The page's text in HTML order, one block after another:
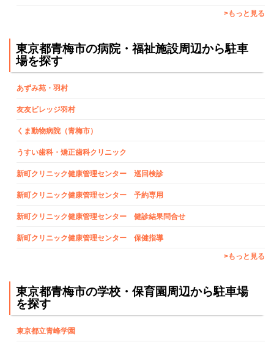
>もっと見る
東京都青梅市の病院・福祉施設周辺から駐車
場を探す
あずみ苑・羽村
友友ビレッジ羽村
くま動物病院（青梅市）
うすい歯科・矯正歯科クリニック
新町クリニック健康管理センター 巡回検診
新町クリニック健康管理センター 予約専用
新町クリニック健康管理センター 健診結果問合せ
新町クリニック健康管理センター 保健指導
>もっと見る
東京都青梅市の学校・保育園周辺から駐車場
を探す
東京都立青峰学園